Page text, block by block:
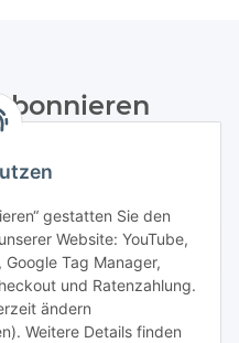
gestatten Sie den
Website: YouTube,
Tag Manager,
und Ratenzahlung.
ändern
Weitere Details finden
und jederzeit widerruflich
Abonnieren